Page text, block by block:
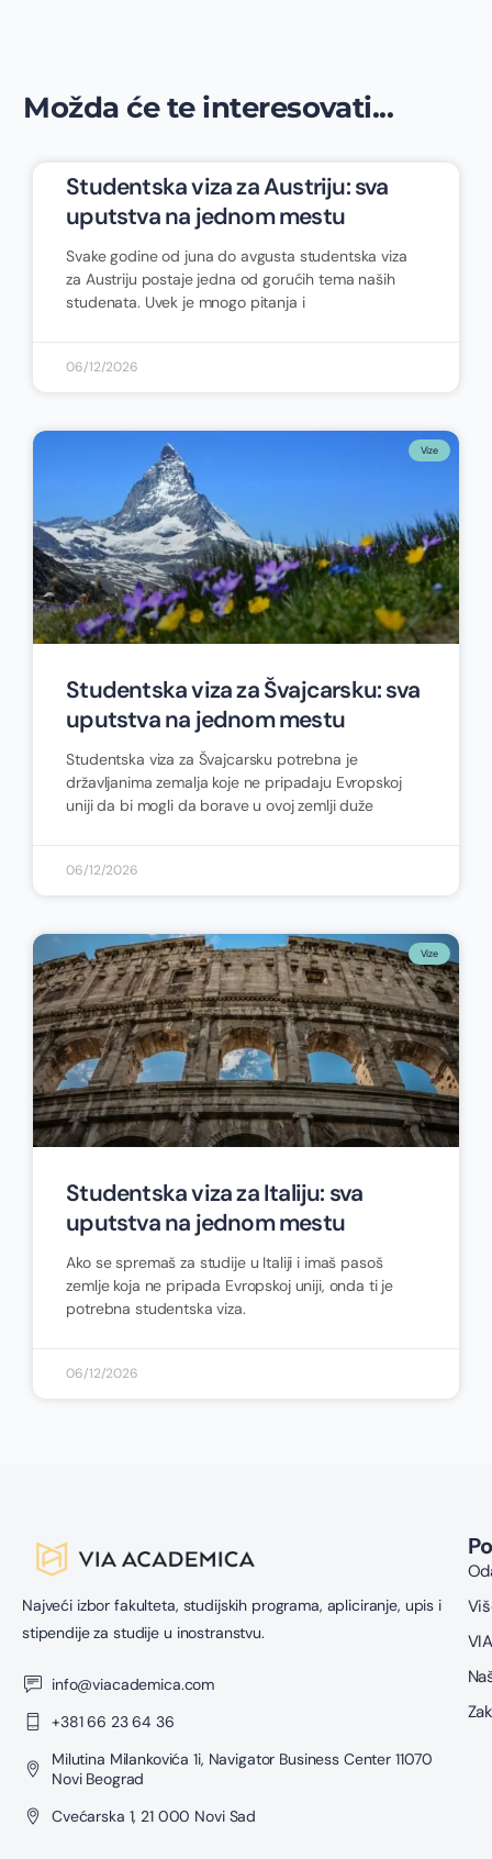
Možda će te interesovati...
Studentska viza za Austriju: sva
uputstva na jednom mestu
Svake godine od juna do avgusta studentska viza
za Austriju postaje jedna od gorućih tema naših
studenata. Uvek je mnogo pitanja i
06/12/2026
Vize
Studentska viza za Švajcarsku: sva
uputstva na jednom mestu
Studentska viza za Švajcarsku potrebna je
državljanima zemalja koje ne pripadaju Evropskoj
uniji da bi mogli da borave u ovoj zemlji duže
06/12/2026
Vize
Studentska viza za Italiju: sva
uputstva na jednom mestu
Ako se spremaš za studije u Italiji i imaš pasoš
zemlje koja ne pripada Evropskoj uniji, onda ti je
potrebna studentska viza.
06/12/2026
Najveći izbor fakulteta, studijskih programa, apliciranje, upis i
stipendije za studije u inostranstvu.
info@viacademica.com
+381 66 23 64 36
Milutina Milankovića 1i, Navigator Business Center 11070
Novi Beograd
Cvećarska 1, 21 000 Novi Sad